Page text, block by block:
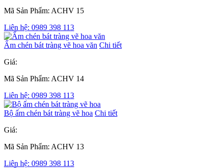
Mã Sản Phẩm: ACHV 15
Liên hệ: 0989 398 113
Ấm chén bát tràng vẽ hoa văn Chi tiết
Giá:
Mã Sản Phẩm: ACHV 14
Liên hệ: 0989 398 113
Bộ ấm chén bát tràng vẽ hoa Chi tiết
Giá:
Mã Sản Phẩm: ACHV 13
Liên hệ: 0989 398 113